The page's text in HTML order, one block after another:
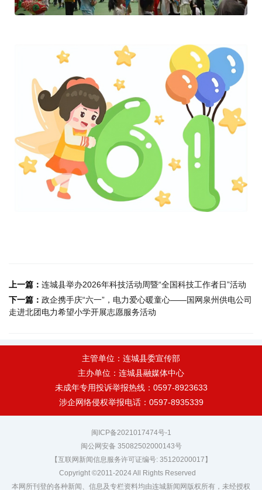
上一篇： 连城县举办2026年科技活动周暨“全国科技工作者日”活动
下一篇： 政企携手庆“六一”，电力爱心暖童心——国网泉州供电公司
走进北团电力希望小学开展志愿服务活动
主管单位：连城县委宣传部
主办单位：连城县融媒体中心
未成年专用投诉举报热线：0597-8923633
涉企网络侵权举报电话：0597-8935339
闽ICP备2021017474号-1
闽公网安备 35082502000143号
【互联网新闻信息服务许可证编号: 35120200017】
Copyright ©2011-2024 All Rights Reserved
本网所刊登的各种新闻、信息及专栏资料均由连城新闻网版权所有，未经授权